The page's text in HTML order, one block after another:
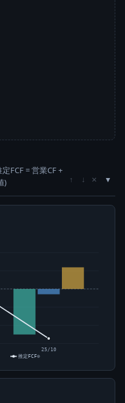
FCF = 営業CF +
)
↑ ↓ ×
25/10
推定FCF⊙